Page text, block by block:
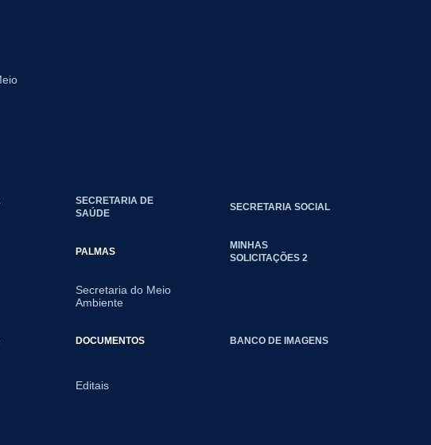
SECRETARIA DE
SAÚDE
SECRETARIA SOCIAL
PALMAS
Secretaria do Meio
Ambiente
MINHAS
SOLICITAÇÕES 2
DOCUMENTOS
Editais
BANCO DE IMAGENS